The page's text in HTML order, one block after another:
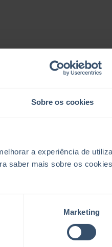
Sobre os cookies
a experiência de
saber mais sobre os cookies
Marketing